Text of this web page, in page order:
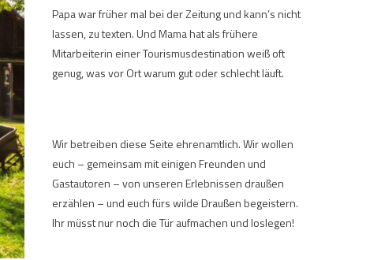
Papa war früher mal bei der Zeitung und kann’s nicht
lassen, zu texten. Und Mama hat als frühere
Mitarbeiterin einer Tourismusdestination weiß oft
genug, was vor Ort warum gut oder schlecht läuft.
Wir betreiben diese Seite ehrenamtlich. Wir wollen
euch – gemeinsam mit einigen Freunden und
Gastautoren – von unseren Erlebnissen draußen
erzählen – und euch fürs wilde Draußen begeistern.
Ihr müsst nur noch die Tür aufmachen und loslegen!